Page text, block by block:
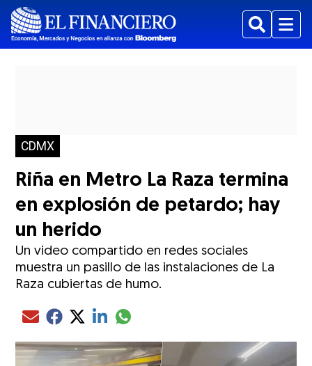
BuscarMenu
CDMX
Riña en Metro La Raza termina
en explosión de petardo; hay
un herido
Un video compartido en redes sociales
muestra un pasillo de las instalaciones de La
Raza cubiertas de humo.
Compartir el artículo actual mediante Email
Compartir el artículo actual mediante Facebook
Compartir el artículo actual mediante Twitter
Compartir el artículo actual mediante LinkedIn
Compartir el artículo actual mediante